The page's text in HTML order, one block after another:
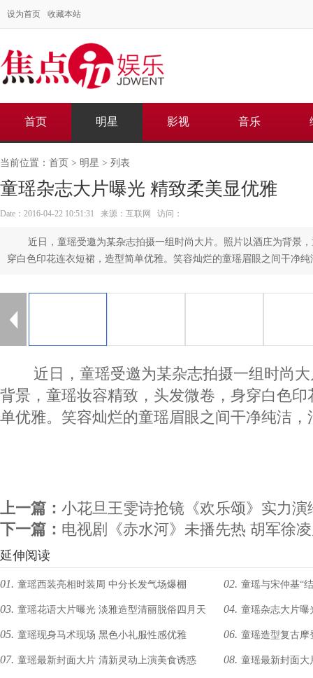
设为首页 收藏本站
首页 明星 影视 音乐
当前位置： 首页 > 明星 > 列表
童瑶杂志大片曝光 精致柔美显优雅
Date：2016-04-22 10:51:31 来源：互联网 访问：
近日，童瑶受邀为某杂志拍摄一组时尚大片。照片以酒庄为背景
穿白色印花连衣短裙，造型简单优雅。笑容灿烂的童瑶眉眼之间干净
近日，童瑶受邀为某杂志拍摄一组时尚大
背景，童瑶妆容精致，头发微卷，身穿白色
单优雅。笑容灿烂的童瑶眉眼之间干净纯洁
上一篇： 小花旦王雯诗抢镜《欢乐颂》实力演
下一篇： 电视剧《赤水河》未播先热 胡军徐
延伸阅读
01. 童瑶西装亮相时装周 中分长发气场爆棚 02. 童瑶与宋仲基“
03. 童瑶花语大片曝光 淡雅造型清丽脱俗四月天 04. 童瑶杂志大片曝
05. 童瑶现身马术现场 黑色小礼服性感优雅 06. 童瑶造型复古摩
07. 童瑶最新封面大片 清新灵动上演美食诱惑 08. 童瑶最新封面大